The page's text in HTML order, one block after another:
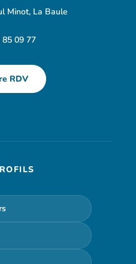
Minot, La Baule
85 09 77
RDV